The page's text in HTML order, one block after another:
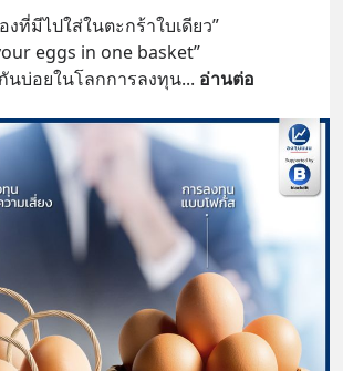
งที่มีไปใส่ในตะกร้าใบเดียว”
eggs in one basket”
นบ่อยในโลกการลงทุน... อ่านต่อ